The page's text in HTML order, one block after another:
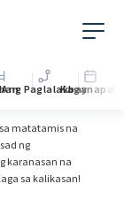
Ang PaglalakbayKaganapan
matatamis na
ng
karanasan na
sa kalikasan!